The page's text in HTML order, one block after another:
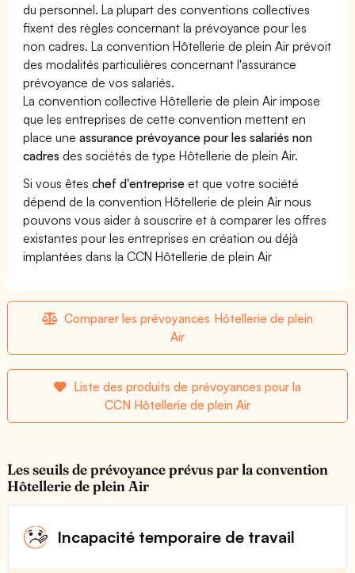
du personnel. La plupart des conventions collectives
fixent des règles concernant la prévoyance pour les
non cadres. La convention Hôtellerie de plein Air prévoit
des modalités particulières concernant l'assurance
prévoyance de vos salariés.
La convention collective Hôtellerie de plein Air impose
que les entreprises de cette convention mettent en
place uneassurance prévoyance pour les salariés non
cadres des sociétés de type Hôtellerie de plein Air.
Si vous êteschef d'entreprise et que votre société
dépend de la convention Hôtellerie de plein Air nous
pouvons vous aider à souscrire et à comparer les offres
existantes pour les entreprises en création ou déjà
implantées dans la CCN Hôtellerie de plein Air
Comparer les prévoyances Hôtellerie de plein
Air
Liste des produits de prévoyances pour la
CCN Hôtellerie de plein Air
Les seuils de prévoyance prévus par la convention
Hôtellerie de plein Air
Incapacité temporaire de travail